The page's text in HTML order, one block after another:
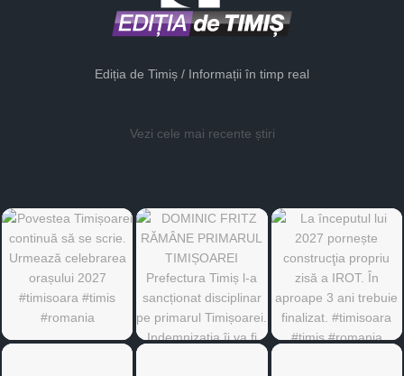
Ediția de Timiș / Informații în timp real
Vezi cele mai recente știri